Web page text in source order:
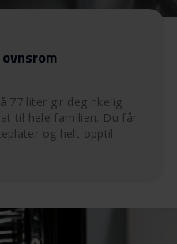
77 liter gir deg rikelig
til hele familien. Du får
og helt opptil